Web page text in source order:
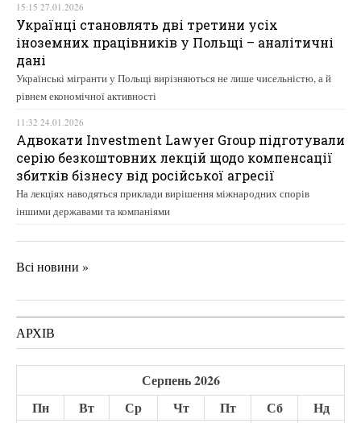
15:15 27.01.2026
Українці становлять дві третини усіх
іноземних працівників у Польщі – аналітичні
дані
Українські мігранти у Польщі вирізняються не лише чисельністю, а й
рівнем економічної активності
11:32 24.01.2026
Адвокати Investment Lawyer Group підготували
серію безкоштовних лекцій щодо компенсації
збитків бізнесу від російської агресії
На лекціях наводяться приклади вирішення міжнародних спорів
іншими державами та компаніями
Всі новини »
АРХІВ
Серпень 2026
Пн
Вт Ср Чт Пт Сб Нд